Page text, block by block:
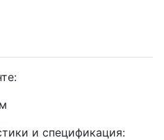
и спецификация: